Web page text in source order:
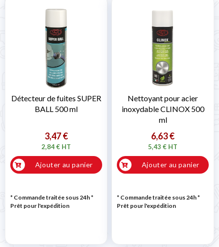
Détecteur de fuites SUPER
BALL 500 ml
3,47 €
2,84 € HT
Ajouter au panier
* Commande traitée sous 24h*
Prêt pour l'expédition
Nettoyant pour acier
inoxydable CLINOX 500
ml
6,63 €
5,43 € HT
Ajouter au panier
* Commande traitée sous 24h*
Prêt pour l'expédition